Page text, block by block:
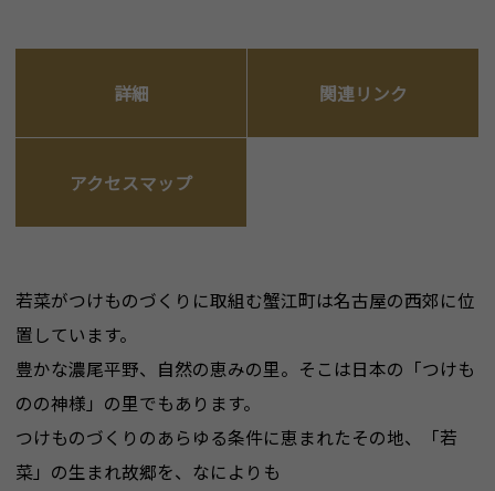
詳細 関連リンク
アクセスマップ
若菜がつけものづくりに取組む蟹江町は名古屋の西郊に位
置しています。
豊かな濃尾平野、自然の恵みの里。そこは日本の「つけも
のの神様」の里でもあります。
つけものづくりのあらゆる条件に恵まれたその地、「若
菜」の生まれ故郷を、なによりも